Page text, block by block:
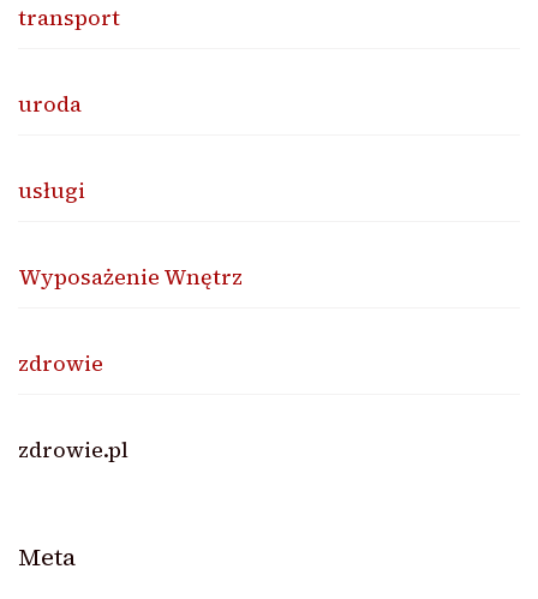
transport
uroda
usługi
Wyposażenie Wnętrz
zdrowie
zdrowie.pl
Meta